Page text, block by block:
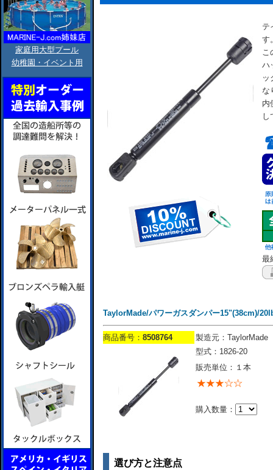
家庭用大型プール
幼稚園・イベント用
テ
す
こ
ハ
ッ
な
内
し
最
TaylorMade/パワーガスダンパー15"(38cm)/
商品番号： 8508764
製造元：TaylorMade
型式：1826-20
販売単位：１本
購入数量：
選び方と注意点